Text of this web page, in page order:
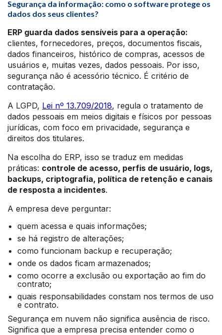
Segurança da informação: como o software protege os
dados dos seus clientes?
ERP guarda dados sensíveis para a operação:
clientes, fornecedores, preços, documentos fiscais,
dados financeiros, histórico de compras, acessos de
usuários e, muitas vezes, dados pessoais. Por isso,
segurança não é acessório técnico. É critério de
contratação.
A LGPD, Lei nº 13.709/2018, regula o tratamento de
dados pessoais em meios digitais e físicos por pessoas
jurídicas, com foco em privacidade, segurança e
direitos dos titulares.
Na escolha do ERP, isso se traduz em medidas
práticas: controle de acesso, perfis de usuário, logs,
backups, criptografia, política de retenção e canais
de resposta a incidentes.
A empresa deve perguntar:
quem acessa e quais informações;
se há registro de alterações;
como funcionam backup e recuperação;
onde os dados ficam armazenados;
como ocorre a exclusão ou exportação ao fim do
contrato;
quais responsabilidades constam nos termos de uso
e contrato.
Segurança em nuvem não significa ausência de risco.
Significa que a empresa precisa entender como o